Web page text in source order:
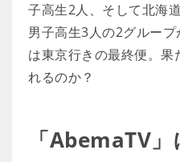
子高生2人、そして北海
男子高生3人の2グルー
は東京行きの最終便。果
れるのか？
「AbemaTV